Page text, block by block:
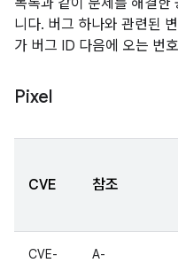
목록과 같이 문제를 해결
니다. 버그 하나와 관련된
가 버그 ID 다음에 오는 번
Pixel
CVE 참조
CVE-
A-